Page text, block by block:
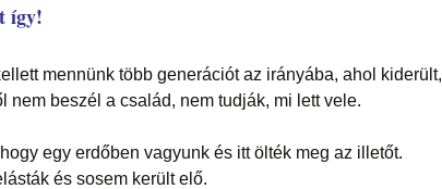
így!
mennünk több generációt az irányába, ahol kiderült,
nem beszél a család, nem tudják, mi lett vele.
egy erdőben vagyunk és itt ölték meg az illetőt.
és sosem került elő.